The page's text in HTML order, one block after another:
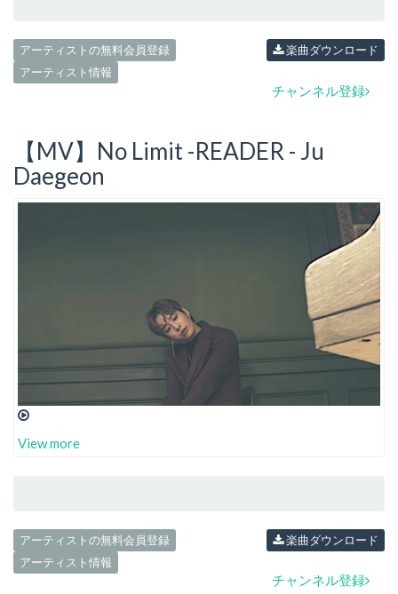
アーティストの無料会員登録
アーティスト情報
楽曲ダウンロード
チャンネル登録
【MV】No Limit -READER - Ju
Daegeon
View more
アーティストの無料会員登録
アーティスト情報
楽曲ダウンロード
チャンネル登録